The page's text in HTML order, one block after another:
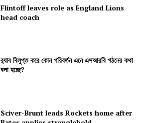
Flintoff leaves role as England Lions
head coach
র‍্যাব বিলুপ্ত করে কোন পরিবর্তন এনে এসআরবি গঠনের কথা
বলা হচ্ছে?
Sciver-Brunt leads Rockets home after